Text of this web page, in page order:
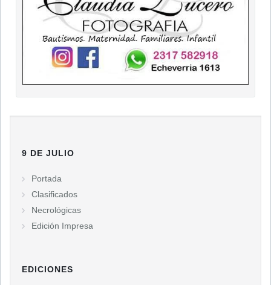
9 DE JULIO
Portada
Clasificados
Necrológicas
Edición Impresa
EDICIONES